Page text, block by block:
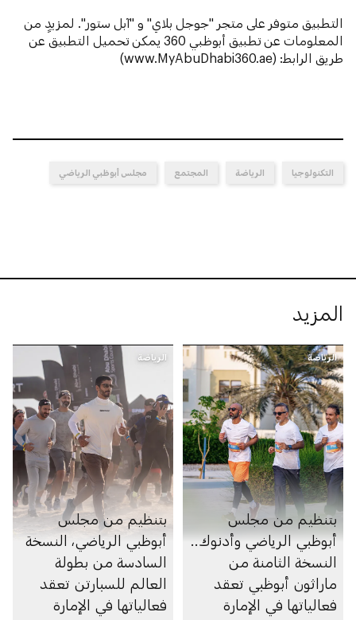
التطبيق متوفر على متجر "جوجل بلاي" و "آبل ستور". لمزيدٍ من
المعلومات عن تطبيق أبوظبي 360 يمكن تحميل التطبيق عن
طريق الرابط: (www.MyAbuDhabi360.ae)
التكنولوجيا الرياضة المجتمع مجلس أبوظبي الرياضي
المزيد
الرياضة
بتنظيم من مجلس
أبوظبي الرياضي وأدنوك..
النسخة الثامنة من
ماراثون أبوظبي تعقد
فعالياتها في الإمارة
الرياضة
بتنظيم من مجلس
أبوظبي الرياضي، النسخة
السادسة من بطولة
العالم للسبارتن تعقد
فعالياتها في الإمارة